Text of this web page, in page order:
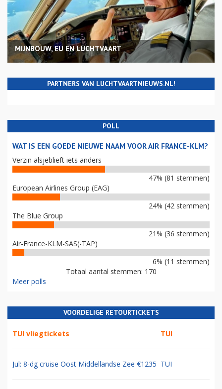
MIJNBOUW, EU EN LUCHTVAART
PARTNERS VAN LUCHTVAARTNIEUWS.NL!
POLL
WAT IS EEN GOEDE NIEUWE NAAM VOOR AIR FRANCE-KLM?
Verzin alsjeblieft iets anders
47% (81 stemmen)
European Airlines Group (EAG)
24% (42 stemmen)
The Blue Group
21% (36 stemmen)
Air-France-KLM-SAS(-TAP)
6% (11 stemmen)
Totaal aantal stemmen: 170
Meer polls
VOORDELIGE RETOURTICKETS
TUI vliegtickets TUI
Jul: 8-dg cruise Oost Middellandse Zee €1235 TUI